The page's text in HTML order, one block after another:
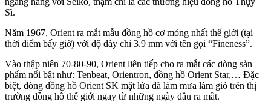
Sĩ.
Năm 1967, Orient ra mắt mẫu đồng hồ cơ mỏng nhất thế giới (tại
thời điểm bấy giờ) với độ dày chỉ 3.9 mm với tên gọi “Fineness”.
Vào thập niên 70-80-90, Orient liên tiếp cho ra mắt các dòng sản
phẩm nổi bật như: Tenbeat, Orientron, đồng hồ Orient Star,… Đặc
biệt, dòng đồng hồ Orient SK mặt lửa đã làm mưa làm gió trên thị
trường đồng hồ thế giới ngay từ những ngày đầu ra mắt.